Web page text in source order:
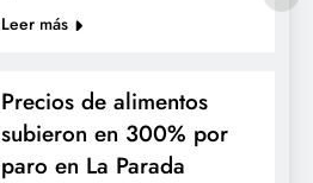
Leer más
Precios de alimentos
subieron en 300% por
paro en La Parada